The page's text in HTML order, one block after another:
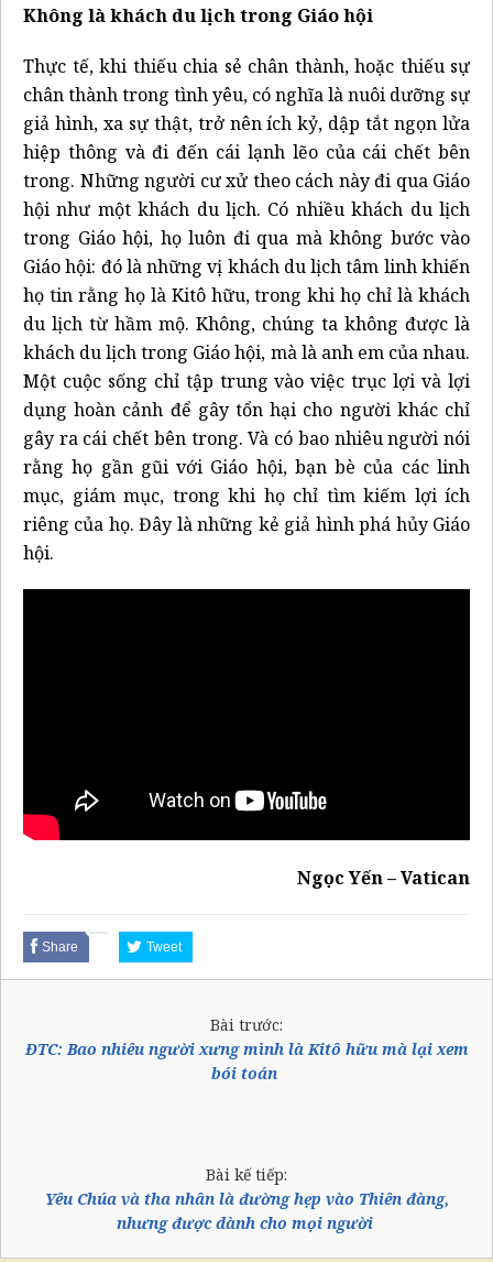
Không là khách du lịch trong Giáo hội
Thực tế, khi thiếu chia sẻ chân thành, hoặc thiếu sự
chân thành trong tình yêu, có nghĩa là nuôi dưỡng sự
giả hình, xa sự thật, trở nên ích kỷ, dập tắt ngọn lửa
hiệp thông và đi đến cái lạnh lẽo của cái chết bên
trong. Những người cư xử theo cách này đi qua Giáo
hội như một khách du lịch. Có nhiều khách du lịch
trong Giáo hội, họ luôn đi qua mà không bước vào
Giáo hội: đó là những vị khách du lịch tâm linh khiến
họ tin rằng họ là Kitô hữu, trong khi họ chỉ là khách
du lịch từ hầm mộ. Không, chúng ta không được là
khách du lịch trong Giáo hội, mà là anh em của nhau.
Một cuộc sống chỉ tập trung vào việc trục lợi và lợi
dụng hoàn cảnh để gây tổn hại cho người khác chỉ
gây ra cái chết bên trong. Và có bao nhiêu người nói
rằng họ gần gũi với Giáo hội, bạn bè của các linh
mục, giám mục, trong khi họ chỉ tìm kiếm lợi ích
riêng của họ. Đây là những kẻ giả hình phá hủy Giáo
hội.
Ngọc Yến – Vatican
Share Tweet
Bài trước:
ĐTC: Bao nhiêu người xưng mình là Kitô hữu mà lại xem
bói toán
Bài kế tiếp:
Yêu Chúa và tha nhân là đường hẹp vào Thiên đàng,
nhưng được dành cho mọi người